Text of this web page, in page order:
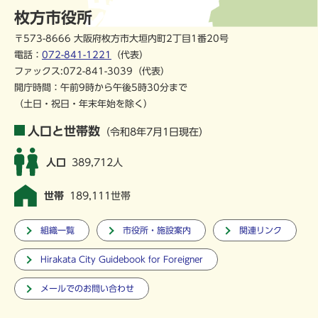
枚方市役所
〒573-8666 大阪府枚方市大垣内町2丁目1番20号
電話： 072-841-1221
（代表）
ファックス:072-841-3039（代表）
開庁時間：午前9時から午後5時30分まで
（土日・祝日・年末年始を除く）
人口と世帯数 （令和8年7月1日現在）
人口 389,712人
世帯 189,111世帯
組織一覧 市役所・施設案内 関連リンク
Hirakata City Guidebook for Foreigner
メールでのお問い合わせ